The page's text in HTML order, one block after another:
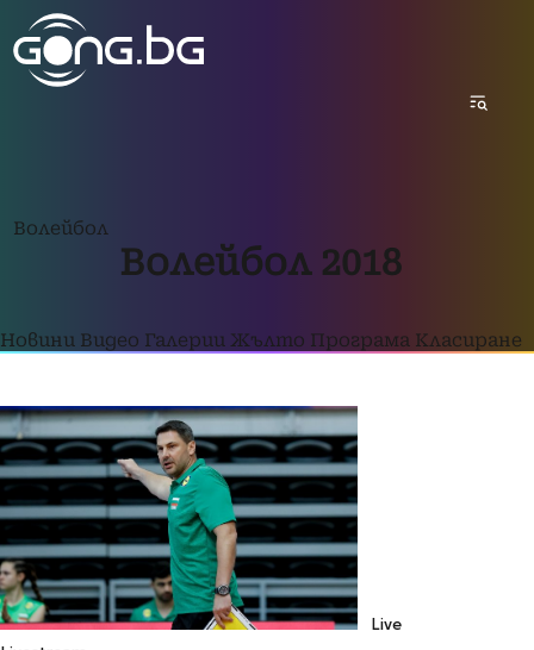
Волейбол
Волейбол 2018
Новини Видео Галерии Жълто Програма Класиране
Live